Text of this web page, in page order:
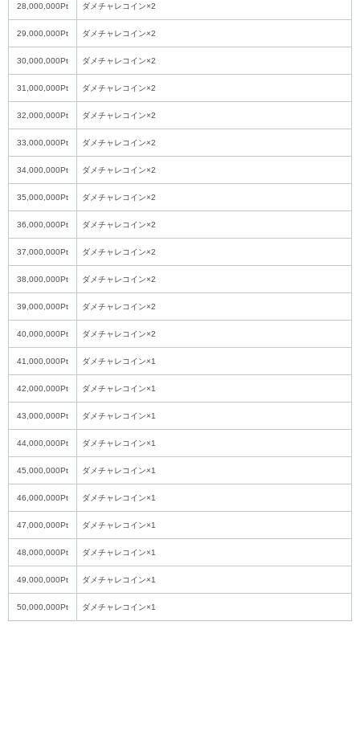
28,000,000Pt ダメチャレコイン×2
29,000,000Pt ダメチャレコイン×2
30,000,000Pt ダメチャレコイン×2
31,000,000Pt ダメチャレコイン×2
32,000,000Pt ダメチャレコイン×2
33,000,000Pt ダメチャレコイン×2
34,000,000Pt ダメチャレコイン×2
35,000,000Pt ダメチャレコイン×2
36,000,000Pt ダメチャレコイン×2
37,000,000Pt ダメチャレコイン×2
38,000,000Pt ダメチャレコイン×2
39,000,000Pt ダメチャレコイン×2
40,000,000Pt ダメチャレコイン×2
41,000,000Pt ダメチャレコイン×1
42,000,000Pt ダメチャレコイン×1
43,000,000Pt ダメチャレコイン×1
44,000,000Pt ダメチャレコイン×1
45,000,000Pt ダメチャレコイン×1
46,000,000Pt ダメチャレコイン×1
47,000,000Pt ダメチャレコイン×1
48,000,000Pt ダメチャレコイン×1
49,000,000Pt ダメチャレコイン×1
50,000,000Pt ダメチャレコイン×1